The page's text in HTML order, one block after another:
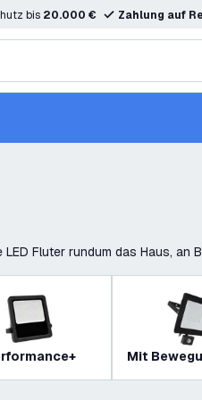
bis 20.000 € Zahlung auf
Fluter rundum das Haus, an